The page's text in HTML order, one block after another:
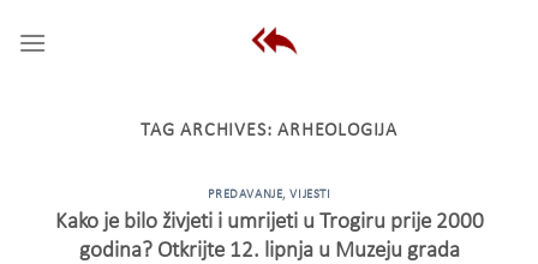
TAG ARCHIVES:ARHEOLOGIJA
PREDAVANJE,VIJESTI
Kako je bilo živjeti i umrijeti u Trogiru prije 2000
godina? Otkrijte 12. lipnja u Muzeju grada